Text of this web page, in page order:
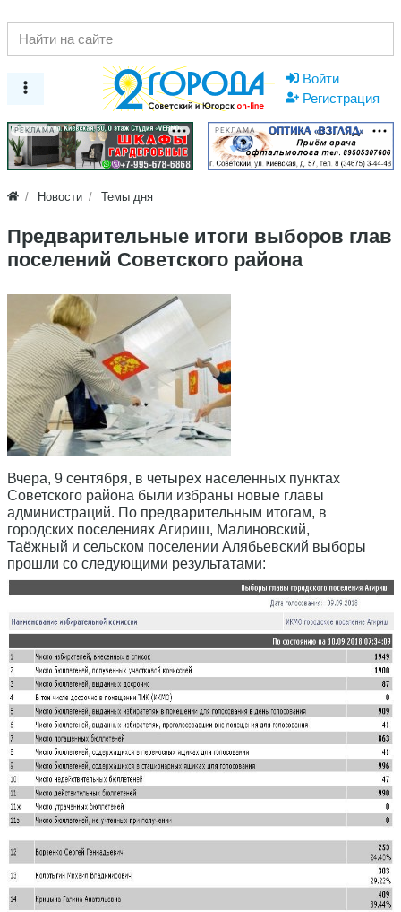
Войти
Регистрация
РЕКЛАМА РЕКЛАМА
Новости Темы дня
Предварительные итоги выборов глав
поселений Советского района
Вчера, 9 сентября, в четырех населенных пунктах
Советского района были избраны новые главы
администраций. По предварительным итогам, в
городских поселениях Агириш, Малиновский,
Таёжный и сельском поселении Алябьевский выборы
прошли со следующими результатами: